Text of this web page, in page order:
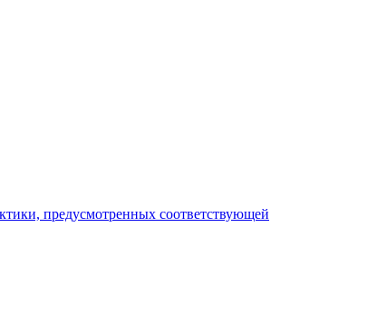
предусмотренных соответствующей